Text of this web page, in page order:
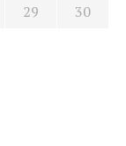
29
30